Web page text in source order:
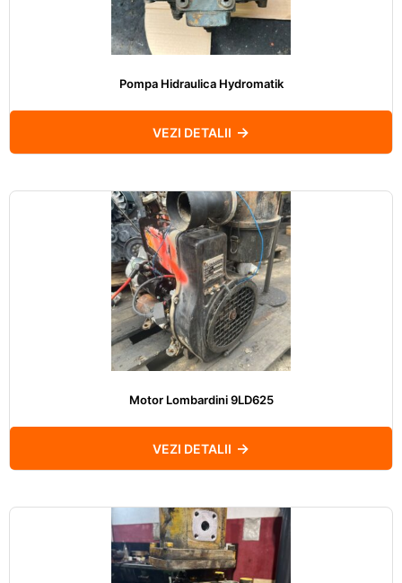
Pompa Hidraulica Hydromatik
VEZI DETALII
Motor Lombardini 9LD625
VEZI DETALII